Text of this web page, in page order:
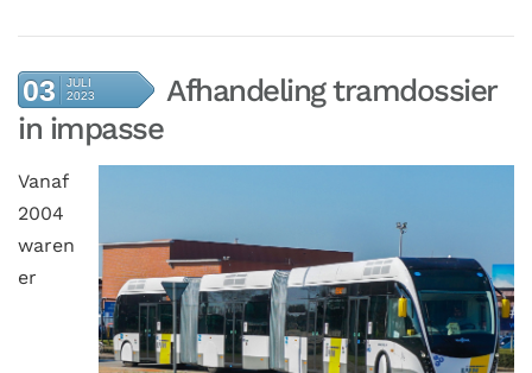
03
JULI
2023
Afhandeling tramdossier
in impasse
Vanaf
2004
waren
er